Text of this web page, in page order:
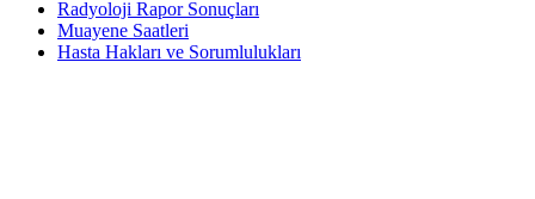
Radyoloji Rapor Sonuçları
Muayene Saatleri
Hasta Hakları ve Sorumlulukları